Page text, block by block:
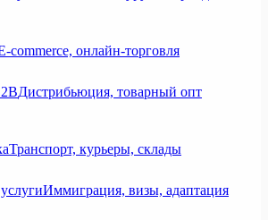
commerce, онлайн-торговля
Дистрибьюция, товарный опт
Транспорт, курьеры, склады
Иммиграция, визы, адаптация